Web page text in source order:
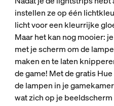
instellen ze op één
licht voor een kleurrijke
Maar het kan nog mooier:
met je scherm om de
maken en te laten
de game! Met de gratis
de lampen in je
wat zich op je